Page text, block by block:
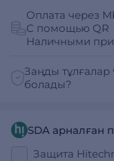
Оплата через
С помощью QR
Наличными
Заңды
болады?
SDA арналған
Защита